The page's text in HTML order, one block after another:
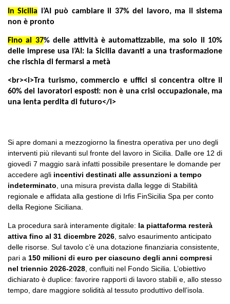
In Sicilia l’AI può cambiare il 37% del lavoro, ma il sistema
non è pronto
Fino al 37% delle attività è automatizzabile, ma solo il 10%
delle imprese usa l’AI: la Sicilia davanti a una trasformazione
che rischia di fermarsi a metà
<br><i>Tra turismo, commercio e uffici si concentra oltre il
60% dei lavoratori esposti: non è una crisi occupazionale, ma
una lenta perdita di futuro</i>
Si apre domani a mezzogiorno la finestra operativa per uno degli
interventi più rilevanti sul fronte del lavoro in Sicilia. Dalle ore 12 di
giovedì 7 maggio sarà infatti possibile presentare le domande per
accedere agli incentivi destinati alle assunzioni a tempo
indeterminato , una misura prevista dalla legge di Stabilità
regionale e affidata alla gestione di Irfis FinSicilia Spa per conto
della Regione Siciliana.
La procedura sarà interamente digitale: la piattaforma resterà
attiva fino al 31 dicembre 2026 , salvo esaurimento anticipato
delle risorse. Sul tavolo c’è una dotazione finanziaria consistente,
pari a 150 milioni di euro per ciascuno degli anni compresi
nel triennio 2026-2028 , confluiti nel Fondo Sicilia. L’obiettivo
dichiarato è duplice: favorire rapporti di lavoro stabili e, allo stesso
tempo, dare maggiore solidità al tessuto produttivo dell’isola.